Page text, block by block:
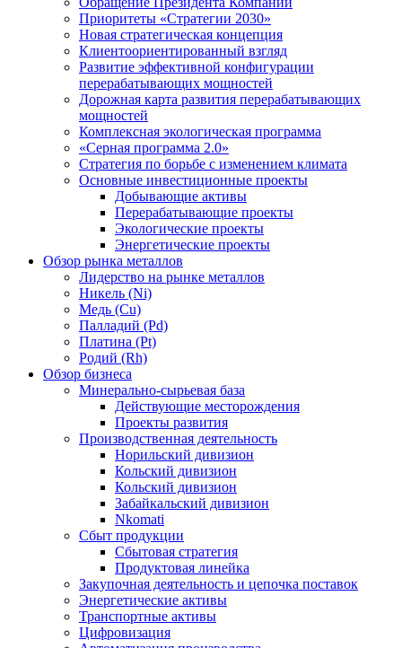
Приоритеты «Стратегии 2030»
Новая стратегическая концепция
Клиентоориентированный взгляд
Развитие эффективной конфигурации
перерабатывающих мощностей
Дорожная карта развития перерабатывающих
мощностей
Комплексная экологическая программа
«Серная программа 2.0»
Стратегия по борьбе с изменением климата
Основные инвестиционные проекты
Добывающие активы
Перерабатывающие проекты
Экологические проекты
Энергетические проекты
Обзор рынка металлов
Лидерство на рынке металлов
Никель (Ni)
Медь (Cu)
Палладий (Pd)
Платина (Pt)
Родий (Rh)
Обзор бизнеса
Минерально-сырьевая база
Действующие месторождения
Проекты развития
Производственная деятельность
Норильский дивизион
Кольский дивизион
Кольский дивизион
Забайкальский дивизион
Nkomati
Сбыт продукции
Сбытовая стратегия
Продуктовая линейка
Закупочная деятельность и цепочка поставок
Энергетические активы
Транспортные активы
Цифровизация